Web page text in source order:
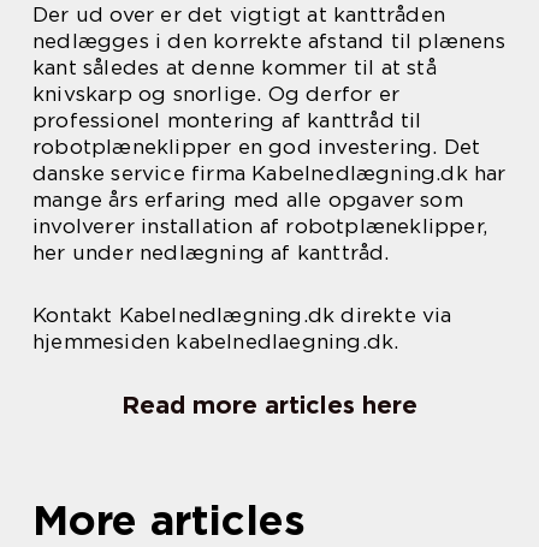
Der ud over er det vigtigt at kanttråden
nedlægges i den korrekte afstand til plænens
kant således at denne kommer til at stå
knivskarp og snorlige. Og derfor er
professionel montering af kanttråd til
robotplæneklipper en god investering. Det
danske service firma Kabelnedlægning.dk har
mange års erfaring med alle opgaver som
involverer installation af robotplæneklipper,
her under nedlægning af kanttråd.
Kontakt Kabelnedlægning.dk direkte via
hjemmesiden kabelnedlaegning.dk.
Read more articles here
More articles